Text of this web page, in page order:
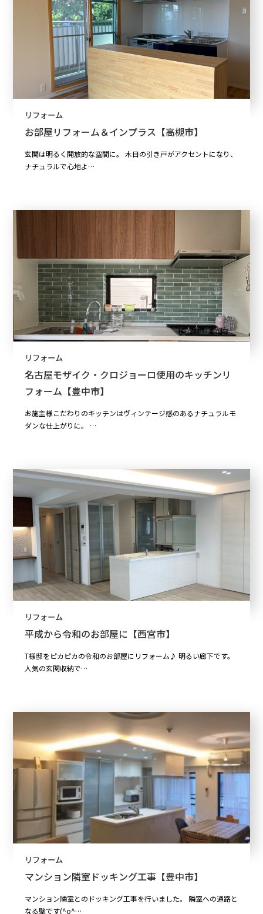
リフォーム
お部屋リフォーム＆インプラス【高槻市】
玄関は明るく開放的な空間に。 木目の引き戸がアクセントになり、
ナチュラルで心地よ…
リフォーム
名古屋モザイク・クロジョーロ使用のキッチンリ
フォーム【豊中市】
お施主様こだわりのキッチンはヴィンテージ感のあるナチュラルモ
ダンな仕上がりに。 …
リフォーム
平成から令和のお部屋に【西宮市】
T様邸をピカピカの令和のお部屋にリフォーム♪ 明るい廊下です。
人気の玄関収納で…
リフォーム
マンション隣室ドッキング工事【豊中市】
マンション隣室とのドッキング工事を行いました。 隣室への通路と
なる壁です(^o^…